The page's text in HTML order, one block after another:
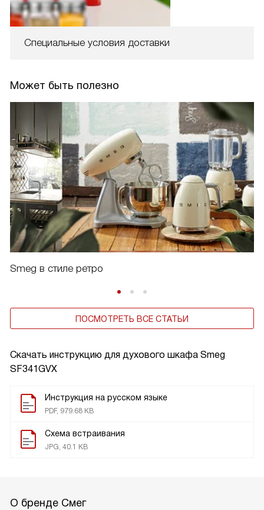
Скачать инструкцию для духового шкафа Smeg
SF341GVX
Инструкция на русском языке
PDF, 979.68 KB
Схема встраивания
JPG, 40.1 KB
Специальные условия доставки
Может быть полезно
Smeg в стиле ретро
ПОСМОТРЕТЬ ВСЕ СТАТЬИ
О бренде Смег